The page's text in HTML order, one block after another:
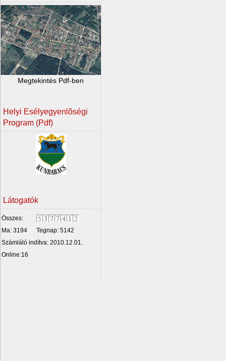
Megtekintés Pdf-ben
Helyi Esélyegyenlõségi
Program (Pdf)
Látogatók
Összes:
Ma: 3194
Tegnap: 5142
Számláló indítva: 2010.12.01.
Online:16